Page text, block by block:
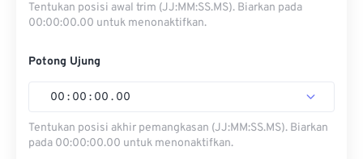
Tentukan posisi awal trim (JJ:MM:SS.MS). Biarkan pada
00:00:00.00 untuk menonaktifkan.
Potong Ujung
00 : 00 : 00 . 00
Tentukan posisi akhir pemangkasan (JJ:MM:SS.MS). Biarkan
pada 00:00:00.00 untuk menonaktifkan.